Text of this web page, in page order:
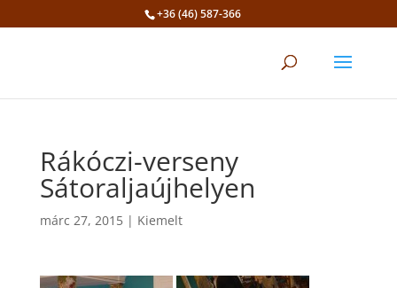
+36 (46) 587-366
Rákóczi-verseny
Sátoraljaújhelyen
márc 27, 2015| Kiemelt